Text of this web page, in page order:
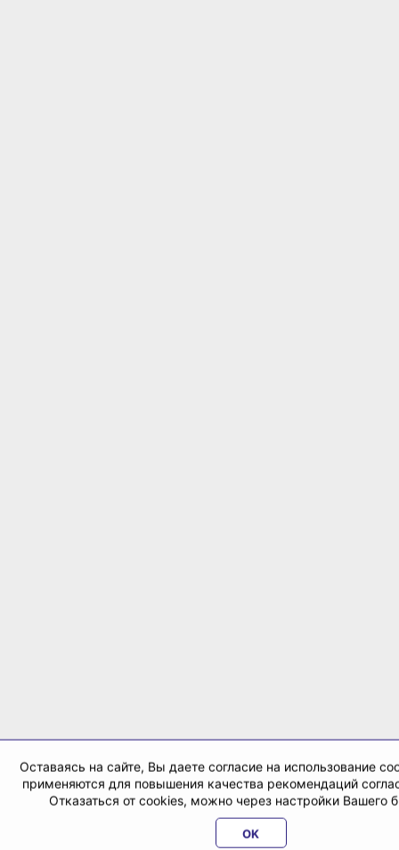
Оставаясь на сайте, Вы даете согласие на использование
применяются для повышения качества рекомендаций
Отказаться от cookies, можно через настройки Вашего
OK